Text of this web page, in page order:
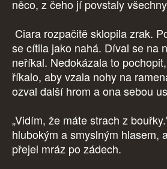
něco, z čeho jí povstaly
Ciara rozpačitě sklopila zrak.
se cítila jako nahá. Díval se na
neříkal. Nedokázala to
říkalo, aby vzala nohy na
ozval další hrom a ona sebou
„Vidím, že máte strach z
hlubokým a smyslným hlasem,
přejel mráz po zádech.